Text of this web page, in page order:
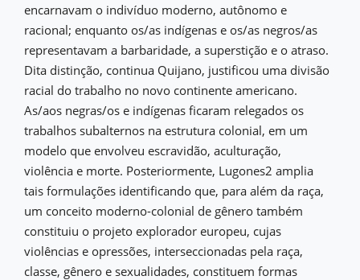
encarnavam o indivíduo moderno, autônomo e
racional; enquanto os/as indígenas e os/as negros/as
representavam a barbaridade, a superstição e o atraso.
Dita distinção, continua Quijano, justificou uma divisão
racial do trabalho no novo continente americano.
As/aos negras/os e indígenas ficaram relegados os
trabalhos subalternos na estrutura colonial, em um
modelo que envolveu escravidão, aculturação,
violência e morte. Posteriormente, Lugones2 amplia
tais formulações identificando que, para além da raça,
um conceito moderno-colonial de gênero também
constituiu o projeto explorador europeu, cujas
violências e opressões, interseccionadas pela raça,
classe, gênero e sexualidades, constituem formas